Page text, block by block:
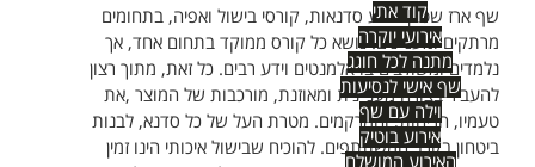
קוד אתי
אירועי יוקרה
מתנה לכל חוגג
שף אישי לנסיעות
וילה עם שף
אירוע בוטיק
האירוע המושלם
שף ארז שטרן מציע סדנאות, קורסי בישול ואפיה, בתחומים
מרתקים ומעניינים. נושא כל קורס ממוקד בתחום אחד, אך
נלמדים ומשולבים בו אלמנטים וידע רבים. כל זאת, מתוך רצון
להעביר בצורה מעניינית ומאוזנת, מורכבות של המוצר ,את
טעמיו, הריחות, והמרקמים. מטרת העל של כל סדנא, לבנות
ביטחון בקרב המשתתפים. להוכיח שבישול איכותי הינו זמין